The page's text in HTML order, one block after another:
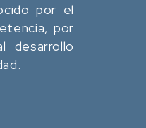
por el
por
desarrollo